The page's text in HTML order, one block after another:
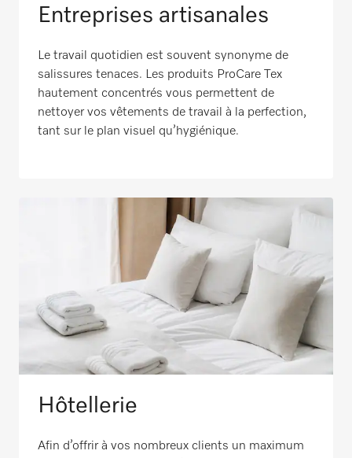
Entreprises artisanales
Le travail quotidien est souvent synonyme de
salissures tenaces. Les produits ProCare Tex
hautement concentrés vous permettent de
nettoyer vos vêtements de travail à la perfection,
tant sur le plan visuel qu’hygiénique.
Hôtellerie
Afin d’offrir à vos nombreux clients un maximum